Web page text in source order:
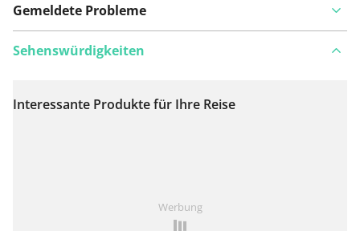
Gemeldete Probleme
Auf Karte anzeigen
Sehenswürdigkeiten
Interessante Produkte für Ihre Reise
Werbung